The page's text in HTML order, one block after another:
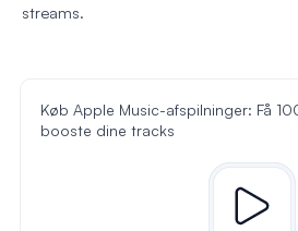
streams.
Køb Apple Music-afspilninger: Få
booste dine tracks